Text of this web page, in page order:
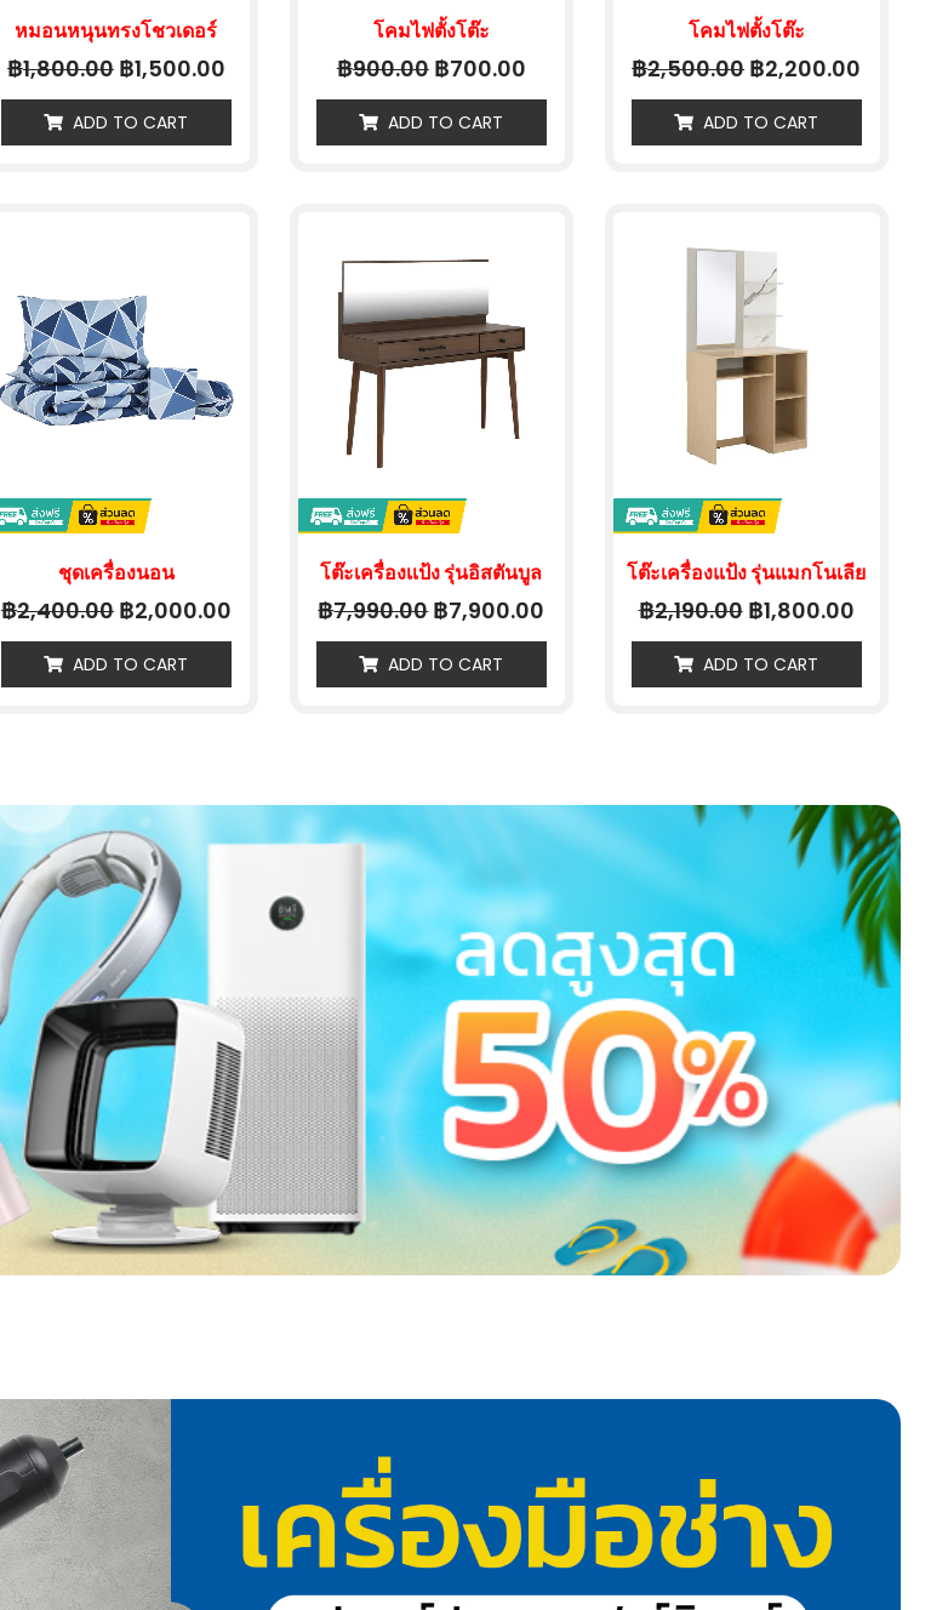
หมอนหนุนทรงโชวเดอร์
฿1,800.00 ฿1,500.00
ADD TO CART
โคมไฟตั้งโต๊ะ
฿900.00 ฿700.00
ADD TO CART
โคมไฟตั้งโต๊ะ
฿2,500.00฿2,200.00
ADD TO CART
ชุดเครื่องนอน
฿2,400.00 ฿2,000.00
ADD TO CART
โต๊ะเครื่องเเป้ง รุ่นอิสตันบูล
฿7,990.00฿7,900.00
ADD TO CART
โต๊ะเครื่องแป้ง รุ่นแมกโนเลีย
฿2,190.00 ฿1,800.00
ADD TO CART